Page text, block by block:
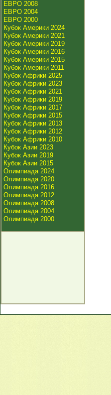
ЕВРО 2008
ЕВРО 2004
ЕВРО 2000
Кубок Америки 2024
Кубок Америки 2021
Кубок Америки 2019
Кубок Америки 2016
Кубок Америки 2015
Кубок Америки 2011
Кубок Африки 2025
Кубок Африки 2023
Кубок Африки 2021
Кубок Африки 2019
Кубок Африки 2017
Кубок Африки 2015
Кубок Африки 2013
Кубок Африки 2012
Кубок Африки 2010
Кубок Азии 2023
Кубок Азии 2019
Кубок Азии 2015
Олимпиада 2024
Олимпиада 2020
Олимпиада 2016
Олимпиада 2012
Олимпиада 2008
Олимпиада 2004
Олимпиада 2000